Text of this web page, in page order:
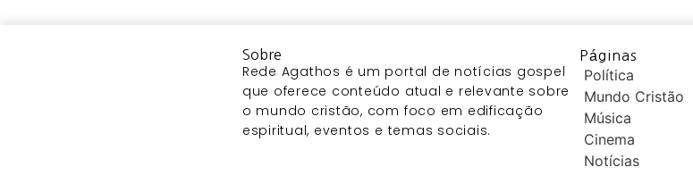
Sobre
Rede Agathos é um portal de notícias gospel
que oferece conteúdo atual e relevante sobre
o mundo cristão, com foco em edificação
espiritual, eventos e temas sociais.
Páginas
Política
Mundo Cristão
Música
Cinema
Notícias